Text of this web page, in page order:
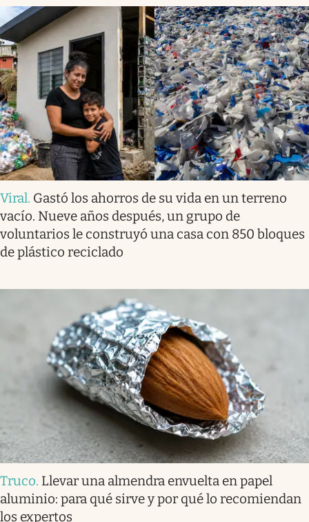
Viral. Gastó los ahorros de su vida en un terreno
vacío. Nueve años después, un grupo de
voluntarios le construyó una casa con 850 bloques
de plástico reciclado
Truco. Llevar una almendra envuelta en papel
aluminio: para qué sirve y por qué lo recomiendan
los expertos